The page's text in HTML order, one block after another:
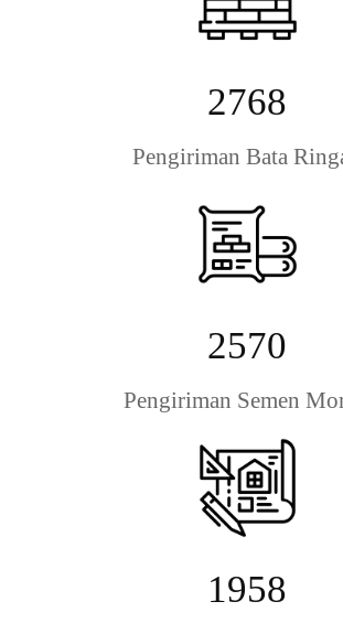
2768
Pengiriman Bata
2570
Pengiriman Semen
1958